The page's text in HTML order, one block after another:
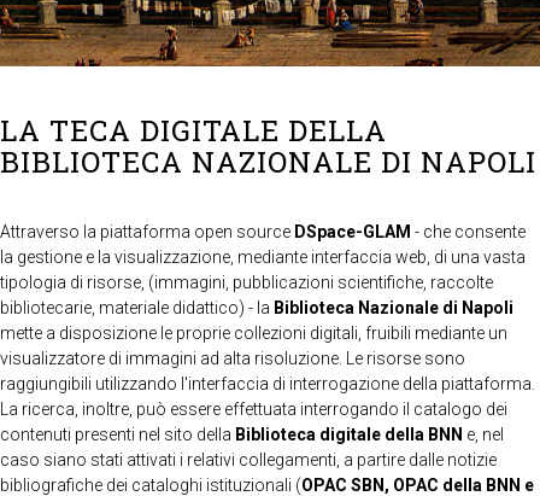
LA TECA DIGITALE DELLA
BIBLIOTECA NAZIONALE DI NAPOLI
Attraverso la piattaforma open source DSpace-GLAM - che consente
la gestione e la visualizzazione, mediante interfaccia web, di una vasta
tipologia di risorse, (immagini, pubblicazioni scientifiche, raccolte
bibliotecarie, materiale didattico) - la Biblioteca Nazionale di Napoli
mette a disposizione le proprie collezioni digitali, fruibili mediante un
visualizzatore di immagini ad alta risoluzione. Le risorse sono
raggiungibili utilizzando l'interfaccia di interrogazione della piattaforma.
La ricerca, inoltre, può essere effettuata interrogando il catalogo dei
contenuti presenti nel sito della Biblioteca digitale della BNN e, nel
caso siano stati attivati i relativi collegamenti, a partire dalle notizie
bibliografiche dei cataloghi istituzionali (OPAC SBN, OPAC della BNN e